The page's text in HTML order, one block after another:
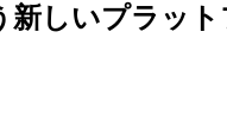
しいプラッ